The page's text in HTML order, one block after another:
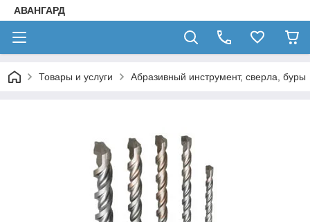
АВАНГАРД
Товары и услуги Абразивный инструмент, сверла, буры